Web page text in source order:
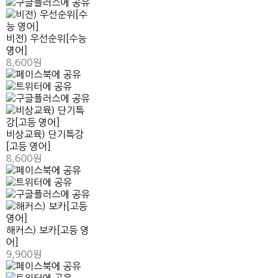
비전) 우선순위[수능
영어]
8,600원
비상교육) 단기특강
[고등 영어]
8,600원
해커스) 보카[고등 영
어]
9,900원